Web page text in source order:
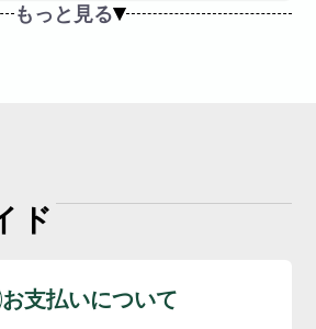
もっと見る
ド
お支払いについて